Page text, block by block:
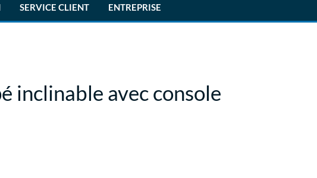
SERVICE CLIENT ENTREPRISE
inclinable avec console